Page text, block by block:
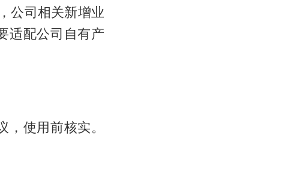
公司相关新增业
适配公司自有产
使用前核实。